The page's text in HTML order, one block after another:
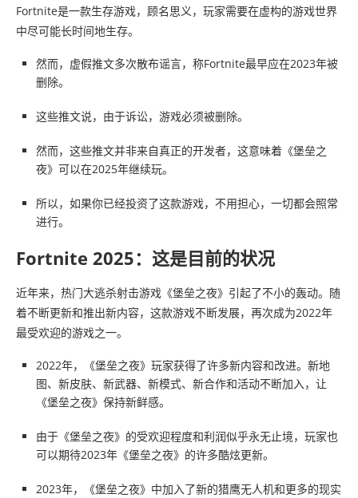
Fortnite是一款生存游戏，顾名思义，玩家需要在虚构的游戏世界
中尽可能长时间地生存。
然而，虚假推文多次散布谣言，称Fortnite最早应在2023年被
删除。
这些推文说，由于诉讼，游戏必须被删除。
然而，这些推文并非来自真正的开发者，这意味着《堡垒之
夜》可以在2025年继续玩。
所以，如果你已经投资了这款游戏，不用担心，一切都会照常
进行。
Fortnite 2025：这是目前的状况
近年来，热门大逃杀射击游戏《堡垒之夜》引起了不小的轰动。随
着不断更新和推出新内容，这款游戏不断发展，再次成为2022年
最受欢迎的游戏之一。
2022年，《堡垒之夜》玩家获得了许多新内容和改进。新地
图、新皮肤、新武器、新模式、新合作和活动不断加入，让
《堡垒之夜》保持新鲜感。
由于《堡垒之夜》的受欢迎程度和利润似乎永无止境，玩家也
可以期待2023年《堡垒之夜》的许多酷炫更新。
2023年，《堡垒之夜》中加入了新的猎鹰无人机和更多的现实